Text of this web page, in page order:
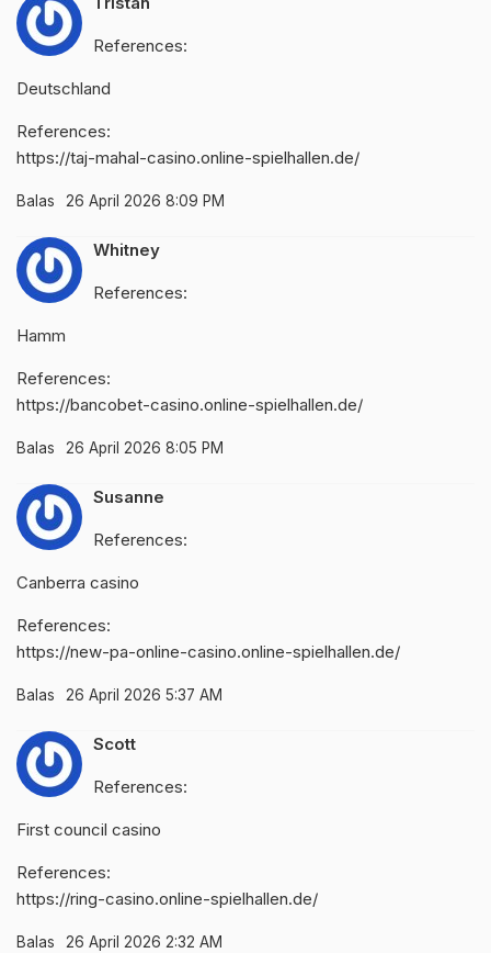
References:
Deutschland
References:
https://taj-mahal-casino.online-spielhallen.de/
Balas 26 April 2026 8:09 PM
Whitney
References:
Hamm
References:
https://bancobet-casino.online-spielhallen.de/
Balas 26 April 2026 8:05 PM
Susanne
References:
Canberra casino
References:
https://new-pa-online-casino.online-spielhallen.de/
Balas 26 April 2026 5:37 AM
Scott
References:
First council casino
References:
https://ring-casino.online-spielhallen.de/
Balas 26 April 2026 2:32 AM